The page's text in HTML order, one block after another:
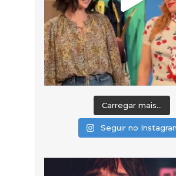
Carregar mais...
Seguir no